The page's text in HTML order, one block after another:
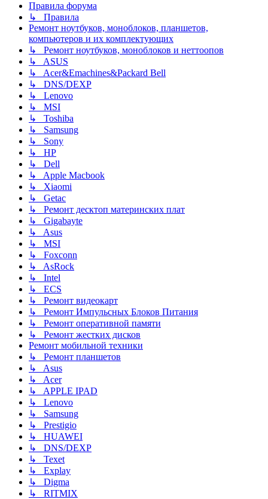
Правила форума
↳ Правила
Ремонт ноутбуков, моноблоков, планшетов,
компьютеров и их комплектующих
↳ Ремонт ноутбуков, моноблоков и неттоопов
↳ ASUS
↳ Acer&Emachines&Packard Bell
↳ DNS/DEXP
↳ Lenovo
↳ MSI
↳ Toshiba
↳ Samsung
↳ Sony
↳ HP
↳ Dell
↳ Apple Macbook
↳ Xiaomi
↳ Getac
↳ Ремонт десктоп материнских плат
↳ Gigabayte
↳ Asus
↳ MSI
↳ Foxconn
↳ AsRock
↳ Intel
↳ ECS
↳ Ремонт видеокарт
↳ Ремонт Импульсных Блоков Питания
↳ Ремонт оперативной памяти
↳ Ремонт жестких дисков
Ремонт мобильной техники
↳ Ремонт планшетов
↳ Asus
↳ Acer
↳ APPLE IPAD
↳ Lenovo
↳ Samsung
↳ Prestigio
↳ HUAWEI
↳ DNS/DEXP
↳ Texet
↳ Explay
↳ Digma
↳ RITMIX